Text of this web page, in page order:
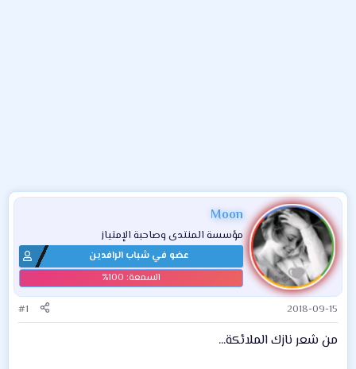
Moon
مؤسسة المنتدى وصاحبة الإمتياز
عضو في شباب الرافدين
2018-09-15
#1
من شعر نازك الملائكة...